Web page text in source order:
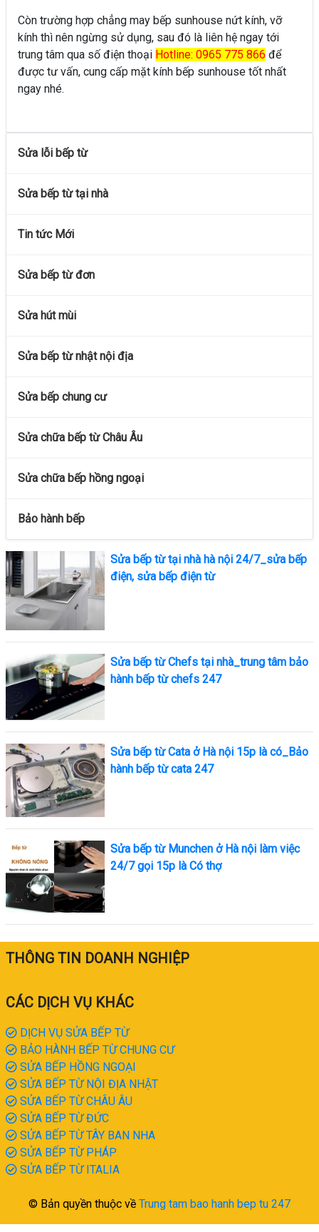
Còn trường hợp chẳng may bếp sunhouse nứt kính, vỡ
kính thì nên ngừng sử dụng, sau đó là liên hệ ngay tới
trung tâm qua số điện thoại Hotline: 0965 775 866 để
được tư vấn, cung cấp mặt kính bếp sunhouse tốt nhất
ngay nhé.
Sửa lỗi bếp từ
Sửa bếp từ tại nhà
Tin tức Mới
Sửa bếp từ đơn
Sửa hút mùi
Sửa bếp từ nhật nội địa
Sửa bếp chung cư
Sửa chữa bếp từ Châu Âu
Sửa chữa bếp hồng ngoại
Bảo hành bếp
Sửa bếp từ tại nhà hà nội 24/7_sửa bếp
điện, sửa bếp điện từ
Sửa bếp từ Chefs tại nhà_trung tâm bảo
hành bếp từ chefs 247
Sửa bếp từ Cata ở Hà nội 15p là có_Bảo
hành bếp từ cata 247
Sửa bếp từ Munchen ở Hà nội làm việc
24/7 gọi 15p là Có thợ
THÔNG TIN DOANH NGHIỆP
CÁC DỊCH VỤ KHÁC
DỊCH VỤ SỬA BẾP TỪ
BẢO HÀNH BẾP TỪ CHUNG CƯ
SỬA BẾP HỒNG NGOẠI
SỬA BẾP TỪ NỘI ĐỊA NHẬT
SỬA BẾP TỪ CHÂU ÂU
SỬA BẾP TỪ ĐỨC
SỬA BẾP TỪ TÂY BAN NHA
SỬA BẾP TỪ PHÁP
SỬA BẾP TỪ ITALIA
© Bản quyền thuộc về Trung tam bao hanh bep tu 247